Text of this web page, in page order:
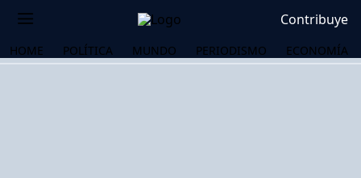
Contribuye
HOME POLÍTICA MUNDO PERIODISMO ECONOMÍA